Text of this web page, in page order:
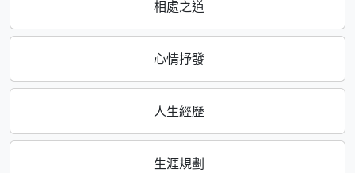
相處之道
心情抒發
人生經歷
生涯規劃